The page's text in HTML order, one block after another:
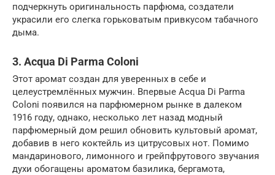
подчеркнуть оригинальность парфюма, создатели
украсили его слегка горьковатым привкусом табачного
дыма.
3. Acqua Di Parma Coloni
Этот аромат создан для уверенных в себе и
целеустремлённых мужчин. Впервые Acqua Di Parma
Coloni появился на парфюмерном рынке в далеком
1916 году, однако, несколько лет назад модный
парфюмерный дом решил обновить культовый аромат,
добавив в него коктейль из цитрусовых нот. Помимо
мандаринового, лимонного и грейпфрутового звучания
духи обогащены ароматом базилика, бергамота,